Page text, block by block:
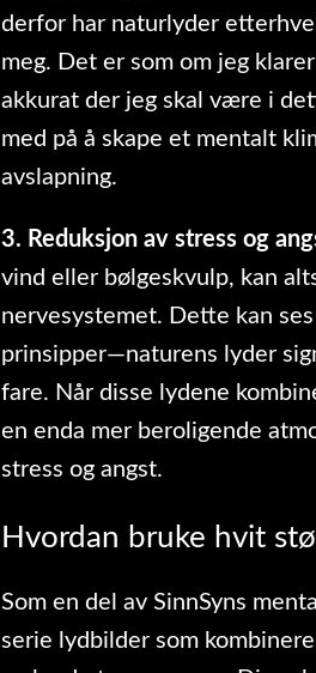
derfor har naturlyder
meg. Det er som om jeg
akkurat der jeg skal være i
med på å skape et mentalt
avslapning.
3. Reduksjon av stress og
vind eller bølgeskvulp, kan
nervesystemet. Dette kan
prinsipper—naturens lyder
fare. Når disse lydene
en enda mer beroligende
stress og angst.
Hvordan bruke hvit
Som en del av SinnSyns
serie lydbilder som